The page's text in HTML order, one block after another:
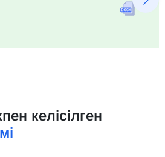
келісілген